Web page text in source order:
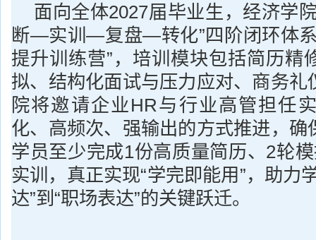
面向全体2027届毕业生，经济学
断—实训—复盘—转化”四阶闭环体
提升训练营”，培训模块包括简历精
拟、结构化面试与压力应对、商务礼
院将邀请企业HR与行业高管担任
化、高频次、强输出的方式推进，确
学员至少完成1份高质量简历、2轮
实训，真正实现“学完即能用”，助力
达”到“职场表达”的关键跃迁。